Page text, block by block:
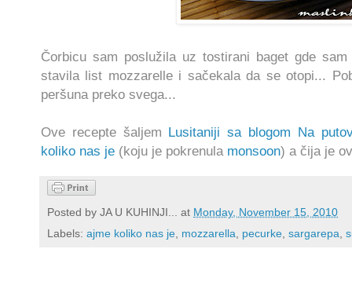
Čorbicu sam poslužila uz tostirani baget gde
stavila list mozzarelle i sačekala da se otopi...
peršuna preko svega...
Ove recepte šaljem Lusitaniji sa blogom Na
koliko nas je (koju je pokrenula monsoon) a čija je
Posted by JA U KUHINJI... at Monday, November 15, 2010
Labels: ajme koliko nas je, mozzarella, pecurke, sargarepa,